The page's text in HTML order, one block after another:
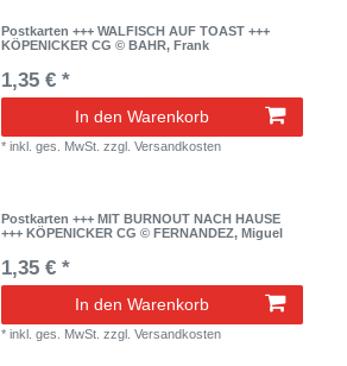
Postkarten +++ WALFISCH AUF TOAST +++
KÖPENICKER CG © BAHR, Frank
1,35 € *
In den Warenkorb
*inkl. ges. MwSt. zzgl.Versandkosten
Postkarten +++ MIT BURNOUT NACH HAUSE
+++ KÖPENICKER CG © FERNANDEZ, Miguel
1,35 € *
In den Warenkorb
*inkl. ges. MwSt. zzgl.Versandkosten